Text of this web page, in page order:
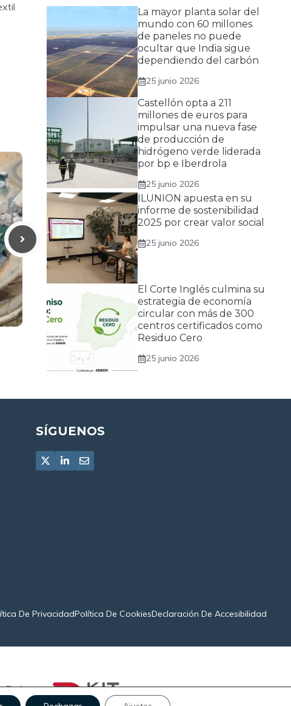
La mayor planta solar del
mundo con 60 millones
de paneles no puede
ocultar que India sigue
dependiendo del carbón
25 junio 2026
Castellón opta a 211
millones de euros para
impulsar una nueva fase
de producción de
hidrógeno verde liderada
por bp e Iberdrola
25 junio 2026
ILUNION apuesta en su
informe de sostenibilidad
2025 por crear valor social
25 junio 2026
El Corte Inglés culmina su
estrategia de economía
circular con más de 300
centros certificados como
Residuo Cero
25 junio 2026
SÍGUENOS
De PrivacidadPolítica De CookiesDeclaración De Accesibilidad